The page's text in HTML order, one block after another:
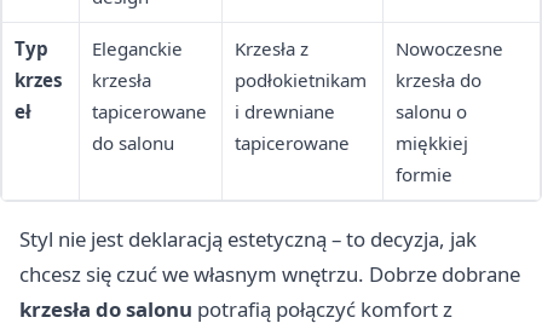
Typ
krzes
eł
Eleganckie
krzesła
tapicerowane
do salonu
Krzesła z
podłokietnikam
i drewniane
tapicerowane
Nowoczesne
krzesła do
salonu o
miękkiej
formie
Styl nie jest deklaracją estetyczną – to decyzja, jak
chcesz się czuć we własnym wnętrzu. Dobrze dobrane
krzesła do salonu potrafią połączyć komfort z